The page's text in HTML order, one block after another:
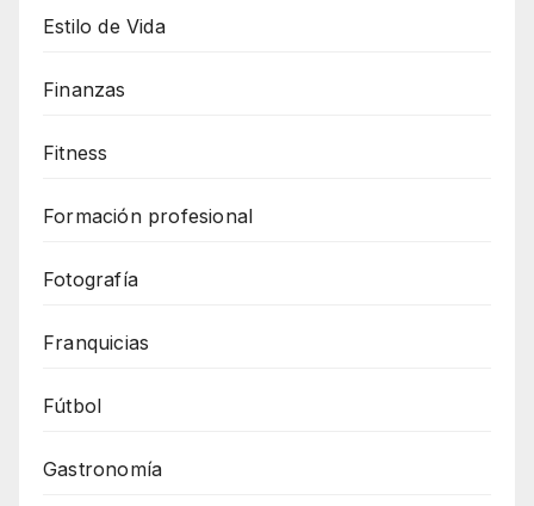
Estilo de Vida
Finanzas
Fitness
Formación profesional
Fotografía
Franquicias
Fútbol
Gastronomía